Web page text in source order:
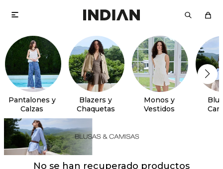

Pantalones y
Calzas
Blazers y
Chaquetas
Monos y
Vestidos
No se han recuperado productos